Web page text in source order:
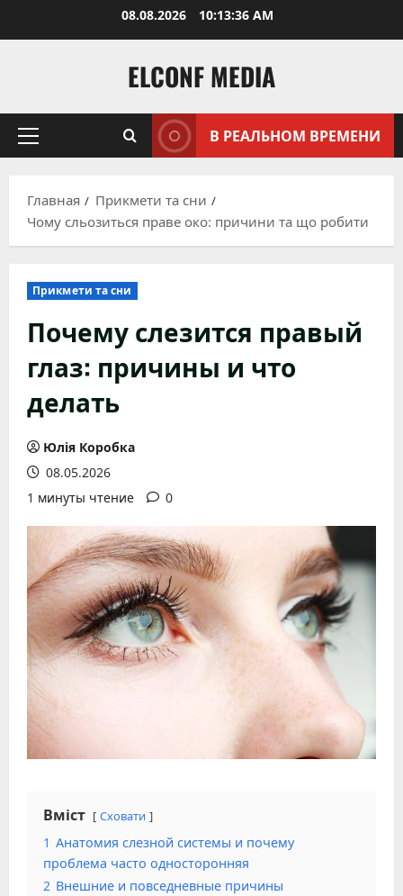
08.08.2026 10:13:37 AM
ELCONF MEDIA
Основное
В РЕАЛЬНОМ ВРЕМЕНИ
Главная
Прикмети та сни
Чому сльозиться праве око: причини та що робити
Прикмети та сни
Почему слезится правый
глаз: причины и что
делать
Юлія Коробка
08.05.2026
1 минуты чтение
0
Вміст Сховати
1 Анатомия слезной системы и почему
проблема часто односторонняя
2 Внешние и повседневные причины